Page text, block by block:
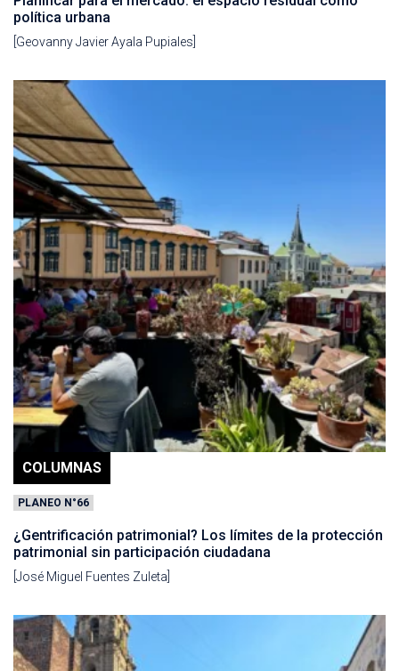
política urbana
[Geovanny Javier Ayala Pupiales]
COLUMNAS
PLANEO N°66
¿Gentrificación patrimonial? Los límites de la protección
patrimonial sin participación ciudadana
[José Miguel Fuentes Zuleta]